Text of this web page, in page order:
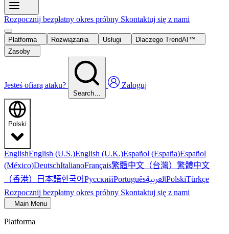
Rozpocznij bezpłatny okres próbny Skontaktuj się z nami
Platforma Rozwiązania Usługi
Dlaczego TrendAI™
Zasoby
Jesteś ofiarą ataku?
Search…
Zaloguj
Polski
EnglishEnglish (U.S.)English (U.K.)Español (España)Español
(México)DeutschItalianoFrançais繁體中文（台灣） 繁體中文
（香港） 日本語한국어РусскийPortuguêsالعربيةPolskiTürkçe
Rozpocznij bezpłatny okres próbny Skontaktuj się z nami
Main Menu
Platforma